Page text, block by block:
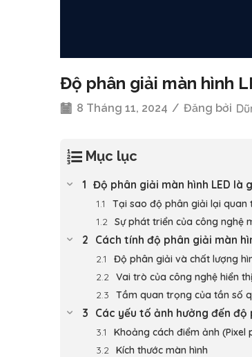
Độ phân giải màn hình
8 Tháng 11, 2024 / Đăng bởi
Mục lục
Độ phân giải màn hình LED là
Tại sao độ phân giải lại quan
Sự phát triển của công nghệ
Cách tính độ phân giải màn
Độ phân giải và chất lượng
Vai trò của công nghệ hiển thị
Tầm quan trọng của tần số
Các yếu tố ảnh hưởng đến độ
Khoảng cách điểm ảnh (Pixel
Kích thước màn hình